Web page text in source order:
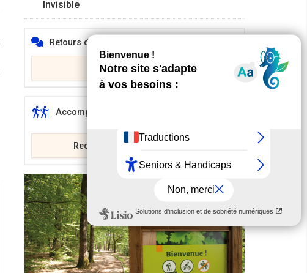
Invisible
Retours d'expériences
Mon avis
Accompagnants
Rechercher un accompagnant